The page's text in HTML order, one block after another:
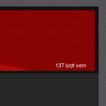
137 lượt xem